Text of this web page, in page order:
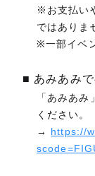
※お支払い
ではありま
※一部イベ
■ あみあみ
「あみあ
ください。
→ https://